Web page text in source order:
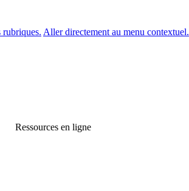
rubriques. Aller directement au menu contextuel.
Ressources en ligne